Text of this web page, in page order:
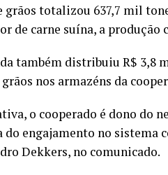
grãos totalizou 637,7 mil
de carne suína, a
também distribuiu R$ 3,8
nos armazéns da
o cooperado é dono do
engajamento no sistema
Dekkers, no comunicado.